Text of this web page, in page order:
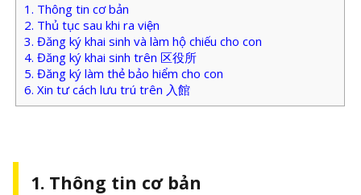
1. Thông tin cơ bản
2. Thủ tục sau khi ra viện
3. Đăng ký khai sinh và làm hộ chiếu cho con
4. Đăng ký khai sinh trên 区役所
5. Đăng ký làm thẻ bảo hiểm cho con
6. Xin tư cách lưu trú trên 入館
1. Thông tin cơ bản